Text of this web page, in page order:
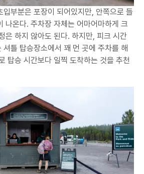
부분은 포장이 되어있지만, 안쪽으로 들
나온다. 주차장 자체는 어마어마하게 크
은 하지 않아도 된다. 하지만, 피크 시간
틀 탑승장소에서 꽤 먼 곳에 주차를 해
탑승 시간보다 일찍 도착하는 것을 추천